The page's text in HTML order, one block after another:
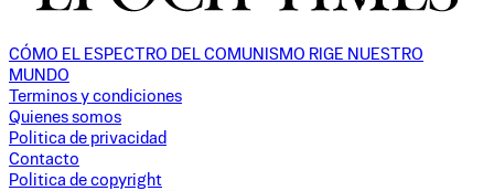
CÓMO EL ESPECTRO DEL COMUNISMO RIGE NUESTRO
MUNDO
Terminos y condiciones
Quienes somos
Politica de privacidad
Contacto
Politica de copyright